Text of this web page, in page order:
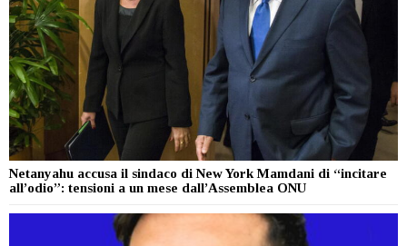
Netanyahu accusa il sindaco di New York Mamdani di “incitare
all’odio”: tensioni a un mese dall’Assemblea ONU